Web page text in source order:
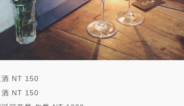
NT 150
NT 150